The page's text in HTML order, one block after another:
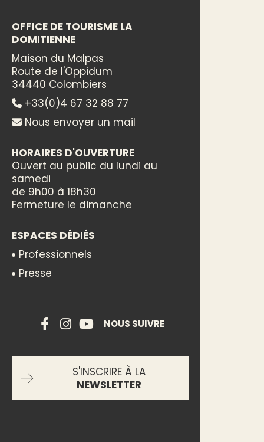
OFFICE DE TOURISME LA
DOMITIENNE
Maison du Malpas
Route de l'Oppidum
34440 Colombiers
+33(0)4 67 32 88 77
Nous envoyer un mail
HORAIRES D'OUVERTURE
Ouvert au public du lundi au
samedi
de 9h00 à 18h30
Fermeture le dimanche
ESPACES DÉDIÉS
Professionnels
Presse
NOUS SUIVRE
S'INSCRIRE À LA
NEWSLETTER